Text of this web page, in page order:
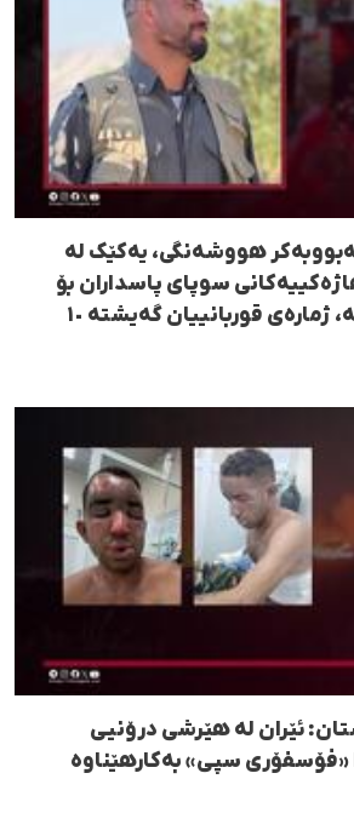
هووشەنگی، یەکێک لە
سوپای پاسداران بۆ
سەر بارەگای کۆمەڵە، ژمارەی قوربانییان گەیشتە ١٠
ئێران لە هێرشی درۆنیی
«فۆسفۆری سپی» بەکارهێناوە